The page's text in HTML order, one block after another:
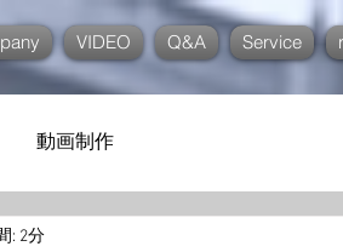
VIDEO Q&A Service
動画制作
: 2分